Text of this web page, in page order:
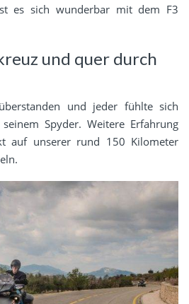
es sich wunderbar mit dem F3
und quer durch
und jeder fühlte sich
Spyder. Weitere Erfahrung
auf unserer rund 150 Kilometer